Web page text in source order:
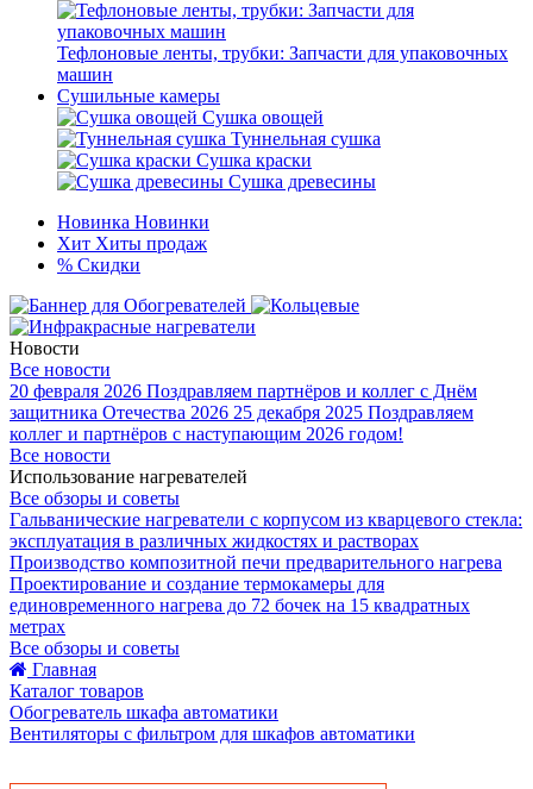
Тефлоновые ленты, трубки: Запчасти для упаковочных
машин
Сушильные камеры
Сушка овощей
Туннельная сушка
Сушка краски
Сушка древесины
Новинка Новинки
Хит Хиты продаж
% Скидки
Новости
Все новости
20 февраля 2026 Поздравляем партнёров и коллег с Днём
защитника Отечества 2026 25 декабря 2025 Поздравляем
коллег и партнёров с наступающим 2026 годом!
Все новости
Использование нагревателей
Все обзоры и советы
Гальванические нагреватели с корпусом из кварцевого стекла:
эксплуатация в различных жидкостях и растворах
Производство композитной печи предварительного нагрева
Проектирование и создание термокамеры для
единовременного нагрева до 72 бочек на 15 квадратных
метрах
Все обзоры и советы
Главная
Каталог товаров
Обогреватель шкафа автоматики
Вентиляторы с фильтром для шкафов автоматики